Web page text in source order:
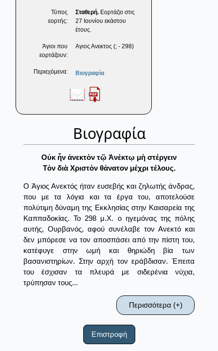
Τύπος
εορτής:
Σταθερή. Εορτάζει στις
27 Ιουνίου εκάστου
έτους.
Άγιοι που
εορτάζουν:
Αγιος Ανεκτος (; - 298)
Περιεχόμενα: Βιογραφία
Βιογραφία
Οὐκ ἦν ἀνεκτὸν τῷ Ἀνέκτῳ μὴ στέργειν
Τὸν διὰ Χριστὸν θάνατον μέχρι τέλους.
O Άγιος Ανεκτός ήταν ευσεβής και ζηλωτής άνδρας,
που με τα λόγια και τα έργα του, αποτελούσε
πολύτιμη δύναμη της Εκκλησίας στην Καισαρεία της
Καππαδοκίας. Το 298 μ.Χ. ο ηγεμόνας της πόλης
αυτής, Ουρβανός, αφού συνέλαβε τον Ανεκτό και
δεν μπόρεσε να τον αποσπάσει από την πίστη του,
κατέφυγε στην ωμή και θηριώδη βία των
βασανιστηρίων. Στην αρχή τον εράβδισαν. Έπειτα
του έσχισαν τα πλευρά με σιδερένια νύχια,
τρύπησαν τους...
Περισσότερα (+)
Επιστροφή